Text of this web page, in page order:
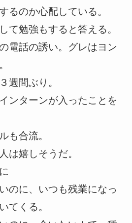
るのか心配している。
て勉強もすると答える。
電話の誘い。グレはヨン
週間ぶり。
ンターンが入ったことを
も合流。
は嬉しそうだ。
のに、いつも残業になっ
てくる。